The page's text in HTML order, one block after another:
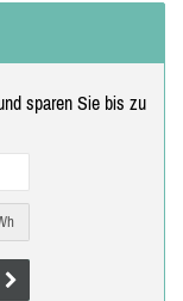
sparen Sie bis zu